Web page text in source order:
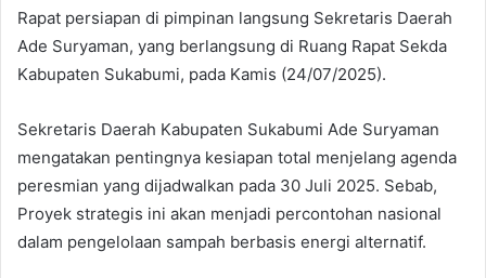
Rapat persiapan di pimpinan langsung Sekretaris Daerah
Ade Suryaman, yang berlangsung di Ruang Rapat Sekda
Kabupaten Sukabumi, pada Kamis (24/07/2025).
Sekretaris Daerah Kabupaten Sukabumi Ade Suryaman
mengatakan pentingnya kesiapan total menjelang agenda
peresmian yang dijadwalkan pada 30 Juli 2025. Sebab,
Proyek strategis ini akan menjadi percontohan nasional
dalam pengelolaan sampah berbasis energi alternatif.